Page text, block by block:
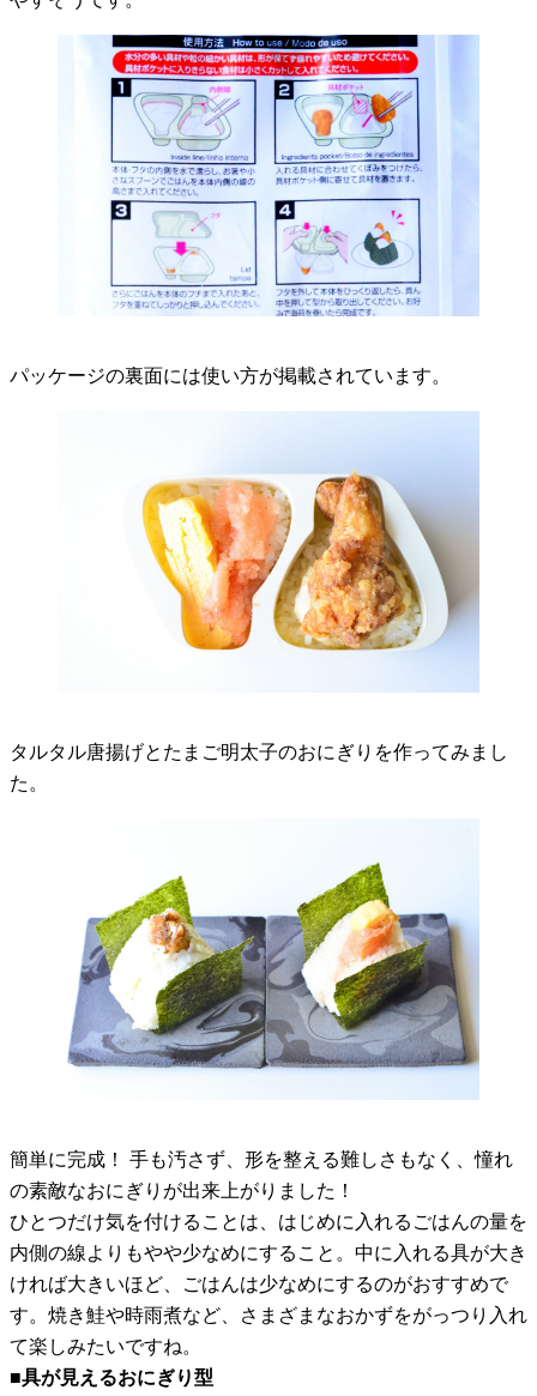
パッケージの裏面には使い方が掲載されています。
タルタル唐揚げとたまご明太子のおにぎりを作ってみまし
た。
簡単に完成！ 手も汚さず、形を整える難しさもなく、憧れ
の素敵なおにぎりが出来上がりました！
ひとつだけ気を付けることは、はじめに入れるごはんの量を
内側の線よりもやや少なめにすること。中に入れる具が大き
ければ大きいほど、ごはんは少なめにするのがおすすめで
す。焼き鮭や時雨煮など、さまざまなおかずをがっつり入れ
て楽しみたいですね。
■具が見えるおにぎり型